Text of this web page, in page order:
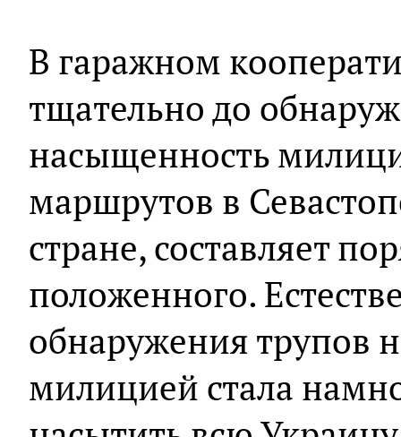
В гаражном
тщательно до
насыщенность
маршрутов в
стране, составляет
положенного.
обнаружения трупов
милицией стала